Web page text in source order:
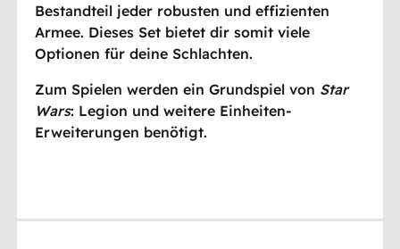
Bestandteil jeder robusten und effizienten
Armee. Dieses Set bietet dir somit viele
Optionen für deine Schlachten.
Zum Spielen werden ein Grundspiel von Star
Wars: Legion und weitere Einheiten-
Erweiterungen benötigt.